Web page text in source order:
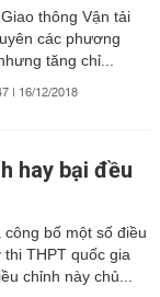
thông Vận tải
các phương
tăng chỉ...
| 16/12/2018
hay bại đều
bố một số điều
THPT quốc gia
chỉnh này chủ...